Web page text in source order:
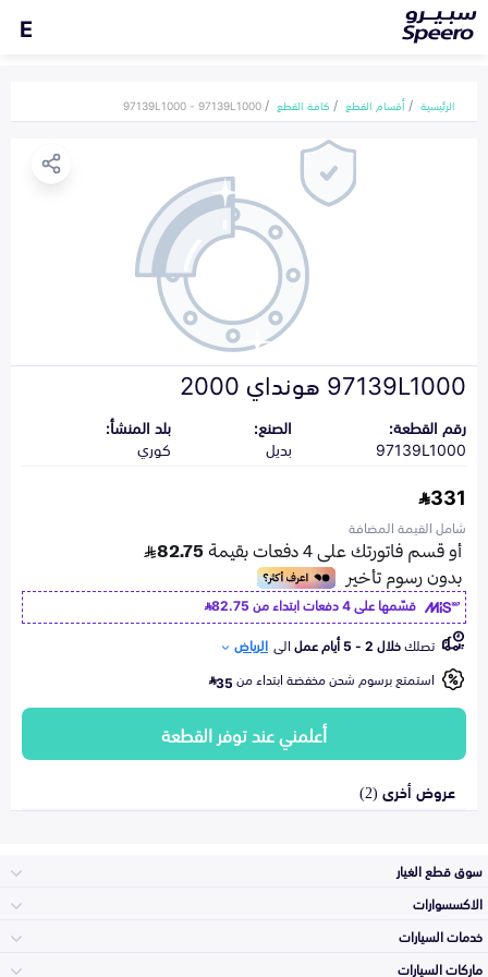
E
الرئيسية أقسام القطع كافة القطع 97139L1000 - 97139L1000
97139L1000 هونداي 2000
رقم القطعة:
97139L1000
الصنع:
بديل
بلد المنشأ:
كوري
331
شامل القيمة المضافة
قسّمها على 4 دفعات ابتداء من
82.75
تصلكخلال 2 - 5 أيام عمل الى الرياض
استمتع برسوم شحن مخفضة ابتداء من35
أعلمني عند توفر القطعة
عروض أخرى (2)
سوق قطع الغيار
الاكسسوارات
خدمات السيارات
ماركات السيارات